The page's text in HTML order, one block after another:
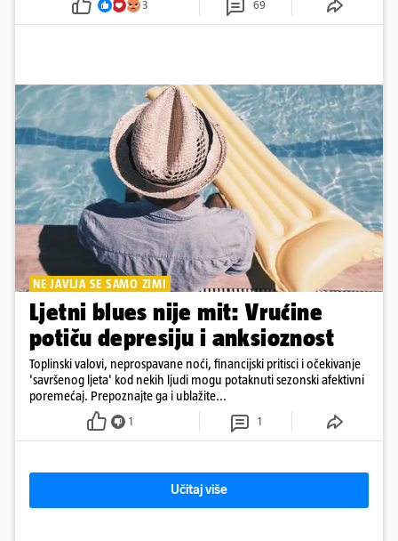
3 69
NE JAVLJA SE SAMO ZIMI
Ljetni blues nije mit: Vrućine
potiču depresiju i anksioznost
Toplinski valovi, neprospavane noći, financijski pritisci i očekivanje
'savršenog ljeta' kod nekih ljudi mogu potaknuti sezonski afektivni
poremećaj. Prepoznajte ga i ublažite...
1 1
Učitaj više